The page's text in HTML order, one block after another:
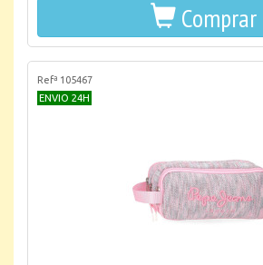
Comprar
Refª 105467
ENVIO 24H